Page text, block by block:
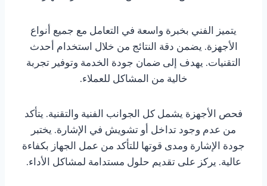
يتميز الفني بخبرة واسعة في التعامل مع جميع أنواع
الأجهزة. يضمن دقة النتائج من خلال استخدام أحدث
التقنيات. يهدف إلى ضمان جودة الخدمة وتوفير تجربة
خالية من المشاكل للعملاء.
فحص الأجهزة يشمل كل الجوانب الفنية والتقنية. يتأكد
من عدم وجود تداخل أو تشويش في الإشارة. يختبر
جودة الإشارة ومدى قوتها للتأكد من عمل الجهاز بكفاءة
عالية. يركز على تقديم حلول مستدامة لمشاكل الأداء.